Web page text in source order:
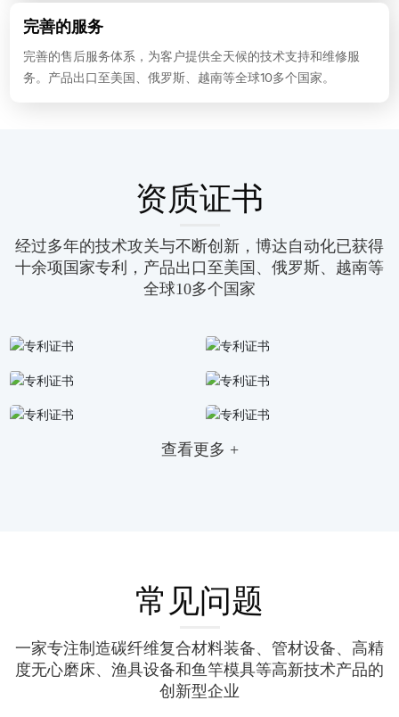
完善的服务
完善的售后服务体系，为客户提供全天候的技术支持和维修服
务。产品出口至美国、俄罗斯、越南等全球10多个国家。
资质证书
经过多年的技术攻关与不断创新，博达自动化已获得
十余项国家专利，产品出口至美国、俄罗斯、越南等
全球10多个国家
查看更多 +
常见问题
一家专注制造碳纤维复合材料装备、管材设备、高精
度无心磨床、渔具设备和鱼竿模具等高新技术产品的
创新型企业